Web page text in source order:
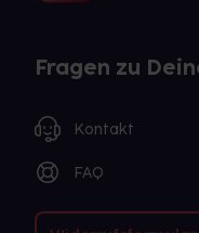
Fragen zu
Kontakt
FAQ